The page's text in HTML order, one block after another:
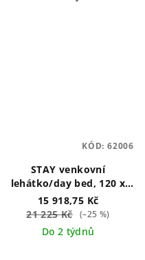
STAY venkovní
lehátko/day bed, 120 x
190 cm šedé
15 918,75 Kč
21 225 Kč (–25 %)
Do 2 týdnů
KÓD: 62006